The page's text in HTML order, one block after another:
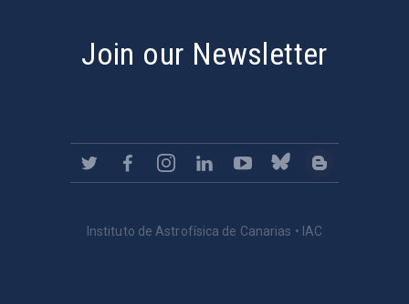
Join our Newsletter
Instituto de Astrofísica de Canarias • IAC